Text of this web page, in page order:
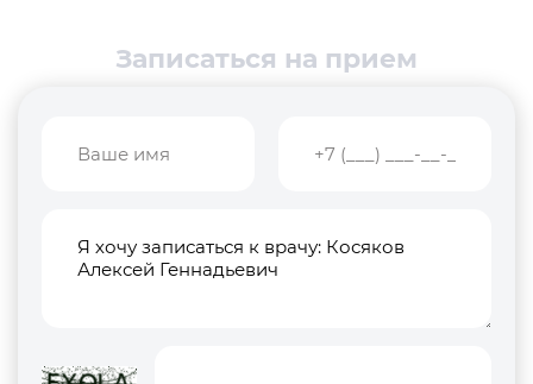
Записаться на прием